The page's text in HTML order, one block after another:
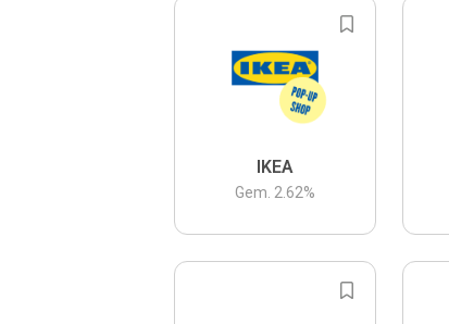
IKEA
Gem. 2.62%